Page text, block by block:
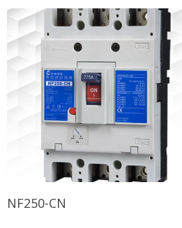
NF250-CN